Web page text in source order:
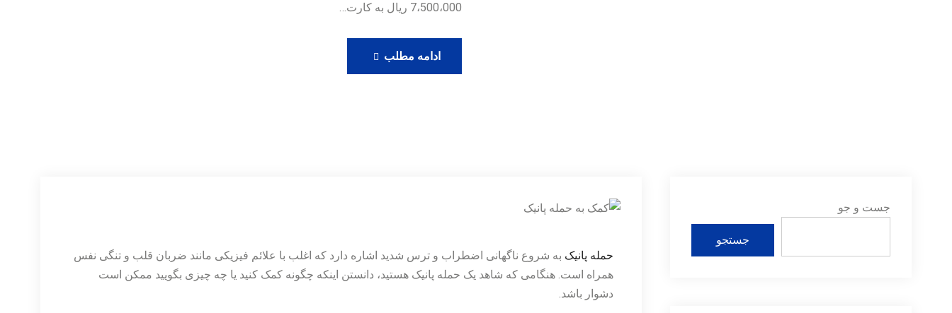
7،500،000 ریال به کارت…
ادامه مطلب رزرو
ویزیت
حمله پانیک به شروع ناگهانی اضطراب و ترس شدید اشاره دارد که اغلب با علائم فیزیکی مانند ضربان قلب و تنگی نفس
همراه است. هنگامی که شاهد یک حمله پانیک هستید، دانستن اینکه چگونه کمک کنید یا چه چیزی بگویید ممکن است
دشوار باشد.
جست و جو
جستجو